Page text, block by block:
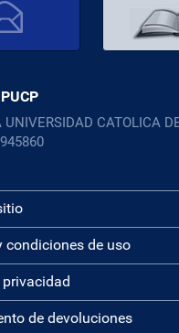
UNIVERSIDAD CATOLICA
condiciones de uso
de devoluciones